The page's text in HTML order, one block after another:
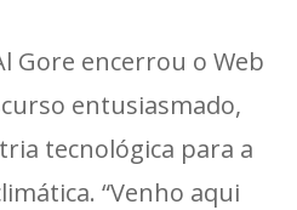
Gore encerrou o Web
entusiasmado,
tecnológica para a
“Venho aqui